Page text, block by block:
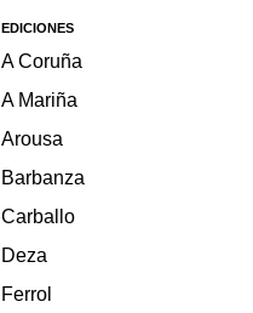
EDICIONES
A Coruña
A Mariña
Arousa
Barbanza
Carballo
Deza
Ferrol